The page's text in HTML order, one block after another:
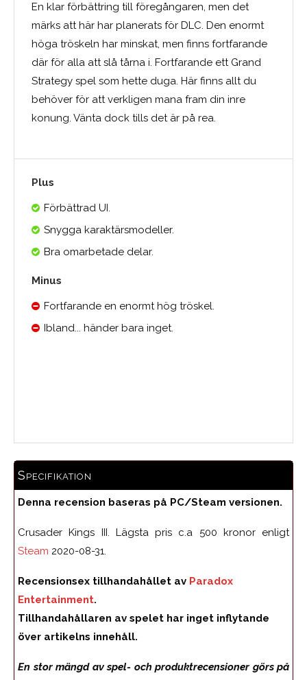
En klar förbättring till föregångaren, men det
märks att här har planerats för DLC. Den enormt
höga tröskeln har minskat, men finns fortfarande
där för alla att slå tårna i. Fortfarande ett Grand
Strategy spel som hette duga. Här finns allt du
behöver för att verkligen mana fram din inre
konung. Vänta dock tills det är på rea.
Plus
Förbättrad UI.
Snygga karaktärsmodeller.
Bra omarbetade delar.
Minus
Fortfarande en enormt hög tröskel.
Ibland... händer bara inget.
Specifikation
Denna recension baseras på PC/Steam versionen.
Crusader Kings III. Lägsta pris c.a 500 kronor enligt
Steam 2020-08-31.
Recensionsex tillhandahållet av Paradox
Entertainment.
Tillhandahållaren av spelet har inget inflytande
över artikelns innehåll.
En stor mängd av spel- och produktrecensioner görs på